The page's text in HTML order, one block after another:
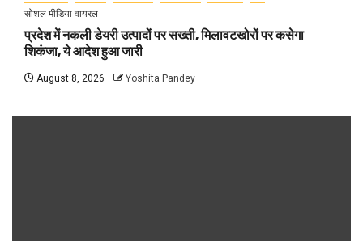
सोशल मीडिया वायरल
प्रदेश में नकली डेयरी उत्पादों पर सख्ती, मिलावटखोरों पर कसेगा
शिकंजा, ये आदेश हुआ जारी
August 8, 2026 Yoshita Pandey